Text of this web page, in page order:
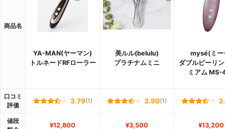
商品名
YA-MAN(ヤーマン)
トルネードRFローラー
美ルル(belulu)
プラチナムミニ
mysé(ミー
ダブルピーリ
ミアム MS-
口コミ
評価
3.79(1) 3.90(1)
値段
¥12,800 ¥3,500 ¥13,200